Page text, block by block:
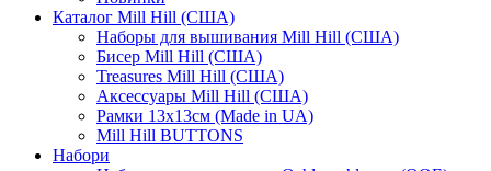
Каталог Mill Hill (США)
Наборы для вышивания Mill Hill (США)
Бисер Mill Hill (США)
Treasures Mill Hill (США)
Аксессуары Mill Hill (США)
Рамки 13х13см (Made in UA)
Mill Hill BUTTONS
Набори